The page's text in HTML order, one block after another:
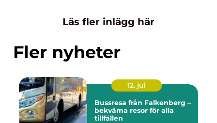
Läs fler inlägg här
Fler nyheter
12. jul
Bussresa från Falkenberg –
bekväma resor för alla
tillfällen